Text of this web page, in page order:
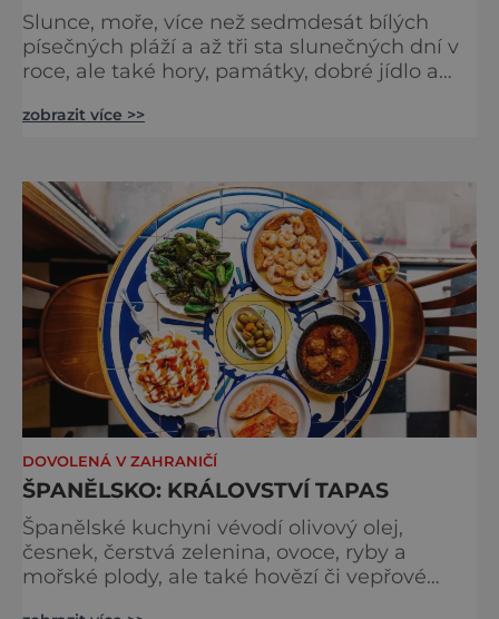
Slunce, moře, více než sedmdesát bílých
písečných pláží a až tři sta slunečných dní v
roce, ale také hory, památky, dobré jídlo a
okusili cestování ke Středozemnímu moři,
pokud vás unaví válení na slunci, můžete na
chvíli opustit pláž a vydat se na výlet, aniž
zobrazit více >>
DOVOLENÁ V ZAHRANIČÍ
ŠPANĚLSKO: KRÁLOVSTVÍ TAPAS
Španělské kuchyni vévodí olivový olej,
česnek, čerstvá zelenina, ovoce, ryby a
mořské plody, ale také hovězí či vepřové